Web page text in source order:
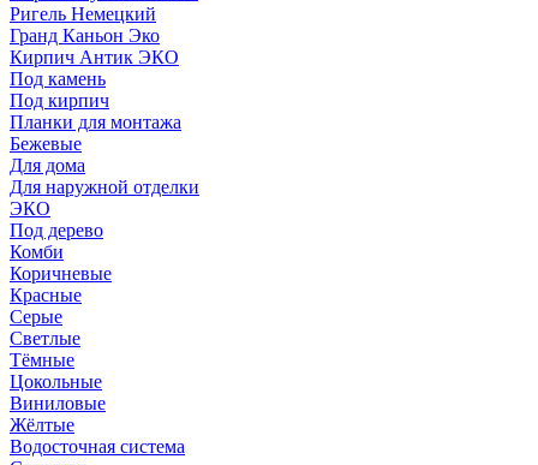
Ригель Немецкий
Гранд Каньон Эко
Кирпич Антик ЭКО
Под камень
Под кирпич
Планки для монтажа
Бежевые
Для дома
Для наружной отделки
ЭКO
Под дерево
Комби
Коричневые
Красные
Серые
Светлые
Тёмные
Цокольные
Виниловые
Жёлтые
Водосточная система